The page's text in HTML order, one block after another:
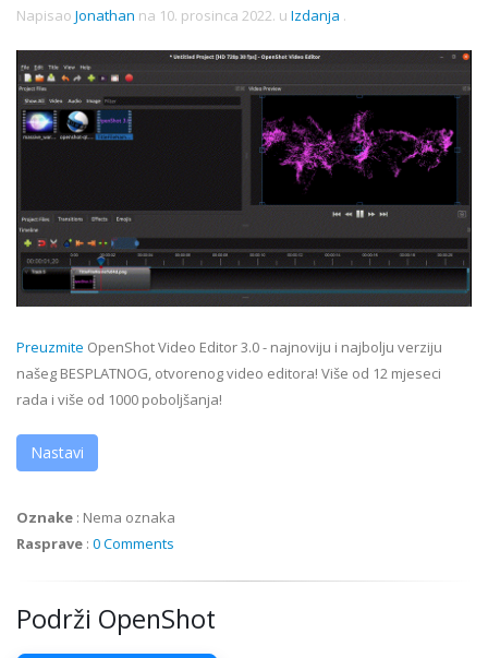
Napisao Jonathan na 10. prosinca 2022. u Izdanja .
Preuzmite OpenShot Video Editor 3.0 - najnoviju i najbolju verziju
našeg BESPLATNOG, otvorenog video editora! Više od 12 mjeseci
rada i više od 1000 poboljšanja!
Nastavi
Oznake : Nema oznaka
Rasprave : 0 Comments
Podrži OpenShot